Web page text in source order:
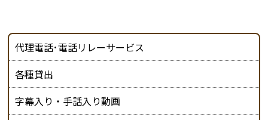
代理電話･電話リレーサービス
各種貸出
字幕入り・手話入り動画